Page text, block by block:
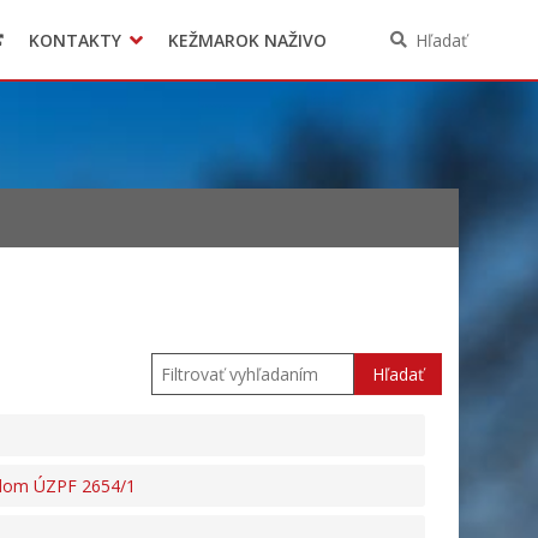
KONTAKTY KEŽMAROK NAŽIVO Hľadať
Hľadať
ÚZPF 2654/1